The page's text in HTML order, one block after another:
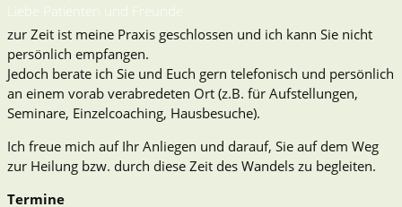
Liebe Patienten und Freunde
zur Zeit ist meine Praxis geschlossen und ich kann Sie nicht
persönlich empfangen.
Jedoch berate ich Sie und Euch gern telefonisch und persönlich
an einem vorab verabredeten Ort (z.B. für Aufstellungen,
Seminare, Einzelcoaching, Hausbesuche).
Ich freue mich auf Ihr Anliegen und darauf, Sie auf dem Weg
zur Heilung bzw. durch diese Zeit des Wandels zu begleiten.
Termine